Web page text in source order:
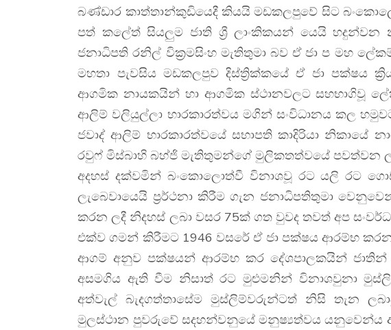
බණ්ඩාර කාත්තාන්කුඩියෙදී කියයි මඩකලපුවේ සිට
පත් කලේත් සියලුම ජාති ශ්‍රී ලාංකිකයන් යෙයි හදුන්වන
ජනාධිපති රනිල් වික්‍රමසිංහ මැතිතුමා බව ඒ ජා ප මහ
මහතා පැවසිය මඩකලපුව දිස්ත්‍රික්කයේ ඒ ජා පක්ෂය
ආගමික නායකයින් හා ආගමික ස්ථානවලට සහභාගිවූ
ආලිම් වලියුල්ලා භාරකාරත්වය මගින් සංවිධානය කල
ජවාද් ආලිම් භාරකාරත්වයේ සභාපති කාදිරියා නිකායේ
රවුෆ් මිස්බාහි බහ්ජි මැතිතුමන්ගේ මුලිකතත්වයේ පවත්වන
අදහස් දක්වමින් බංකොලොත්වී විනාශවූ රට යලි රට
ලැබෙවායෙයි ප්‍රර්ථනා කිරීම ගැන ජනාධිපතිතුමා
කරන ලදී නිදහස් ලබා වසර 75ක් ගත වුවද තවත් අප
එක්ව ගමන් කිරීමට 1946 වසරේ ඒ ජා පක්ෂය ආරම්භ
ආගම් අනුව පක්ෂයන් ආරම්භ කර දේශපාලකයින්
අසමගිය ඇති වීම නිසාත් රට මුළුමනින් විනාශවුනා
අත්වැල් බැදගත්තාසේම මුස්‌ලිම්වරුන්ටත් නිසි තැන
මුලස්ථාන පුවරුවේ සදහන්වනුයේ මනුෂ්‍යත්වය